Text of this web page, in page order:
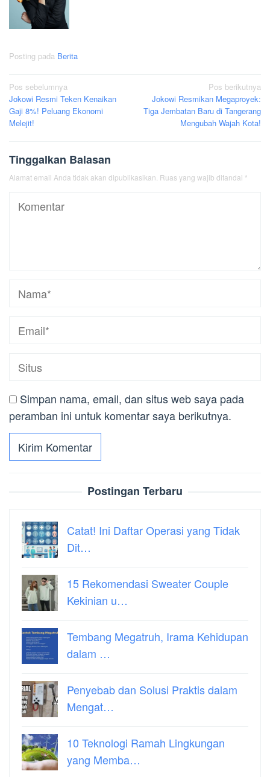
Posting pada Berita
Navigasi
pos
Pos sebelumnya
Jokowi Resmi Teken Kenaikan
Gaji 8%! Peluang Ekonomi
Melejit!
Pos berikutnya
Jokowi Resmikan Megaproyek:
Tiga Jembatan Baru di Tangerang
Mengubah Wajah Kota!
Tinggalkan Balasan
Alamat email Anda tidak akan dipublikasikan. Ruas yang wajib ditandai *
Simpan nama, email, dan situs web saya pada
peramban ini untuk komentar saya berikutnya.
Postingan Terbaru
Catat! Ini Daftar Operasi yang Tidak
Dit…
15 Rekomendasi Sweater Couple
Kekinian u…
Tembang Megatruh, Irama Kehidupan
dalam …
Penyebab dan Solusi Praktis dalam
Mengat…
10 Teknologi Ramah Lingkungan
yang Memba…